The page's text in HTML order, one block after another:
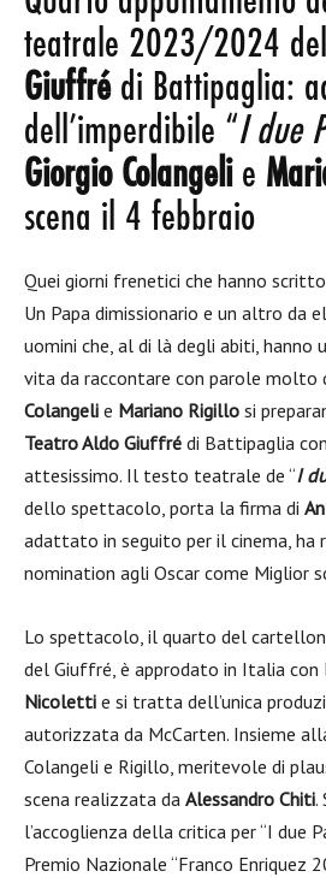
teatrale 2023/2024 del
Giuffrédi Battipaglia:
dell’imperdibile “I due
Giorgio Colangelie
scena il 4 febbraio
Quei giorni frenetici che hanno
Un Papa dimissionario e un altro da
uomini che, al di là degli abiti, hanno
vita da raccontare con parole molto
Colangeli e Mariano Rigillo si
Teatro Aldo Giuffré di Battipaglia
attesissimo. Il testo teatrale de “I
dello spettacolo, porta la firma di
adattato in seguito per il cinema, ha
nomination agli Oscar come Miglior
Lo spettacolo, il quarto del
del Giuffré, è approdato in Italia con
Nicoletti e si tratta dell’unica
autorizzata da McCarten. Insieme
Colangeli e Rigillo, meritevole di
scena realizzata da Alessandro Chiti.
l’accoglienza della critica per “I due
Premio Nazionale “Franco Enriquez